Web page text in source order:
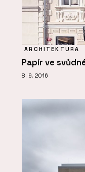
ARCHITEKTURA
Papír ve
8. 9. 2016